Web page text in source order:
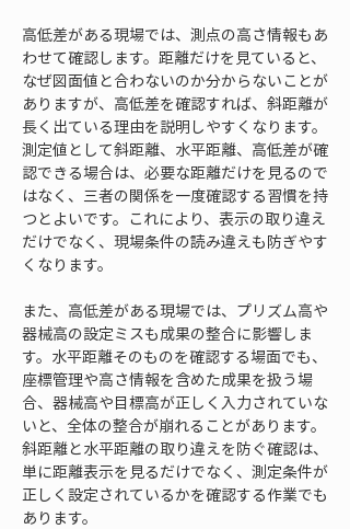
高低差がある現場では、測点の高さ情報もあ
わせて確認します。距離だけを見ていると、
なぜ図面値と合わないのか分からないことが
ありますが、高低差を確認すれば、斜距離が
長く出ている理由を説明しやすくなります。
測定値として斜距離、水平距離、高低差が確
認できる場合は、必要な距離だけを見るので
はなく、三者の関係を一度確認する習慣を持
つとよいです。これにより、表示の取り違え
だけでなく、現場条件の読み違えも防ぎやす
くなります。
また、高低差がある現場では、プリズム高や
器械高の設定ミスも成果の整合に影響しま
す。水平距離そのものを確認する場面でも、
座標管理や高さ情報を含めた成果を扱う場
合、器械高や目標高が正しく入力されていな
いと、全体の整合が崩れることがあります。
斜距離と水平距離の取り違えを防ぐ確認は、
単に距離表示を見るだけでなく、測定条件が
正しく設定されているかを確認する作業でも
あります。